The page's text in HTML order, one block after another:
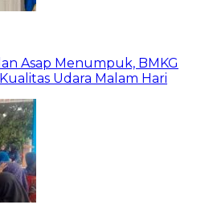
Asap Menumpuk, BMKG
Udara Malam Hari